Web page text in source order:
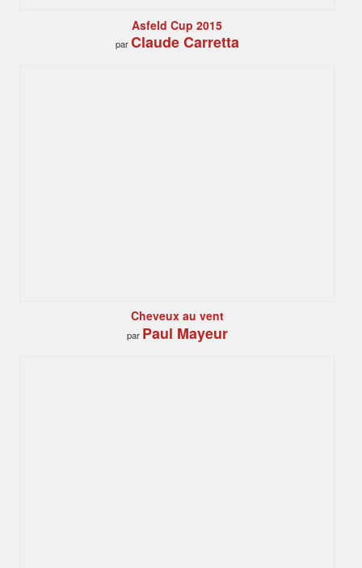
Asfeld Cup 2015
parClaude Carretta
Cheveux au vent
par Paul Mayeur